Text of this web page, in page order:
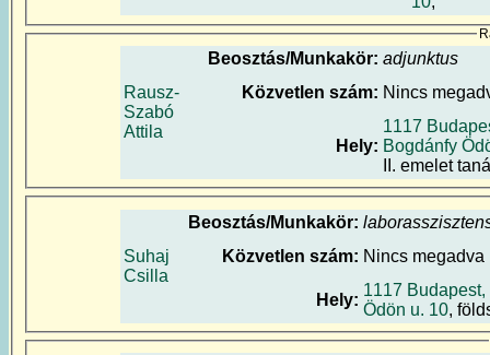
Rausz-
Szabó
Attila
Beosztás/Munkakör: adjunktus
Közvetlen szám: Nincs
Hely:
1117
Bogdánfy
II. emelet
Suhaj
Csilla
Beosztás/Munkakör:
Közvetlen szám: Nincs megadva
Hely:
1117
Ödön u. 10,